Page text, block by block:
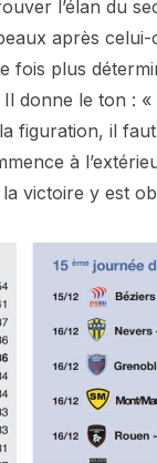
l’élan du
après
fois plus
donne le ton :
figuration, il
à
victoire y est